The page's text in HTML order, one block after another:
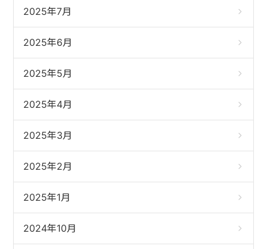
2025年7月
2025年6月
2025年5月
2025年4月
2025年3月
2025年2月
2025年1月
2024年10月